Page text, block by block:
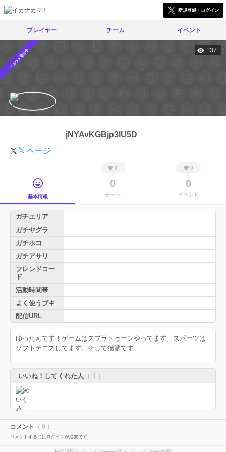
新規登録・ログイン
プレイヤー チーム イベント
スカウト受付中 137
jNYAvKGBjp3lU5D
𝕏 ページ
基本情報
0
0
チーム
0
0
イベント
ガチエリア
ガチヤグラ
ガチホコ
ガチアサリ
フレンドコー
ド
活動時間帯
よく使うブキ
配信URL
ゆったんです！ゲームはスプラトゥーンやってます。スポーツは
ソフトテニスしてます。そして猫派です
いいね！してくれた人 （ 1 ）
コメント （ 0 ）
コメントするにはログインが必要です